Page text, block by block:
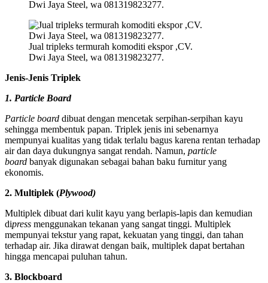
Dwi Jaya Steel, wa 081319823277.
Jual tripleks termurah komoditi ekspor ,CV.
Dwi Jaya Steel, wa 081319823277.
Jenis-Jenis Triplek
1. Particle Board
Particle board dibuat dengan mencetak serpihan-serpihan kayu
sehingga membentuk papan. Triplek jenis ini sebenarnya
mempunyai kualitas yang tidak terlalu bagus karena rentan terhadap
air dan daya dukungnya sangat rendah. Namun, particle
board banyak digunakan sebagai bahan baku furnitur yang
ekonomis.
2. Multiplek (Plywood)
Multiplek dibuat dari kulit kayu yang berlapis-lapis dan kemudian
dipress menggunakan tekanan yang sangat tinggi. Multiplek
mempunyai tekstur yang rapat, kekuatan yang tinggi, dan tahan
terhadap air. Jika dirawat dengan baik, multiplek dapat bertahan
hingga mencapai puluhan tahun.
3. Blockboard